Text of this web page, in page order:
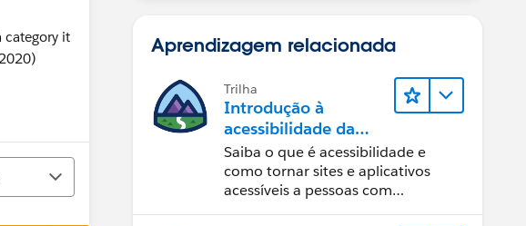
category it
Aprendizagem relacionada
Trilha
Introdução à
acessibilidade da
Web
Saiba o que é acessibilidade e
como tornar sites e aplicativos
acessíveis a pessoas com